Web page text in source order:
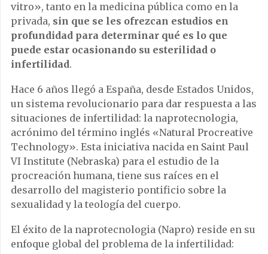
vitro», tanto en la medicina pública como en la
privada, sin que se les ofrezcan estudios en
profundidad para determinar qué es lo que
puede estar ocasionando su esterilidad o
infertilidad.
Hace 6 años llegó a España, desde Estados Unidos,
un sistema revolucionario para dar respuesta a las
situaciones de infertilidad: la naprotecnologia,
acrónimo del término inglés «Natural Procreative
Technology». Esta iniciativa nacida en Saint Paul
VI Institute (Nebraska) para el estudio de la
procreación humana, tiene sus raíces en el
desarrollo del magisterio pontificio sobre la
sexualidad y la teología del cuerpo.
El éxito de la naprotecnologia (Napro) reside en su
enfoque global del problema de la infertilidad: